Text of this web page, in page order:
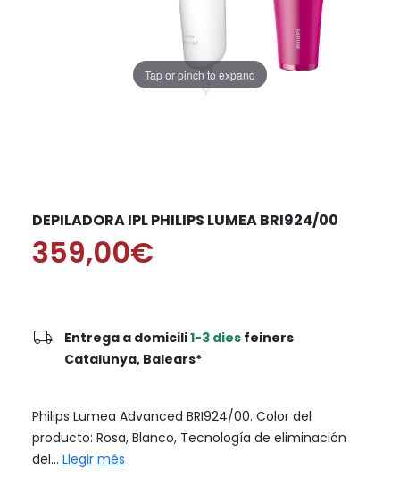
Tap or pinch to expand
DEPILADORA IPL PHILIPS LUMEA BRI924/00
359,00€
local_shipping Entrega a domicili1-3 dies feiners
Catalunya, Balears*
Philips Lumea Advanced BRI924/00. Color del
producto: Rosa, Blanco, Tecnología de eliminación
del... Llegir més